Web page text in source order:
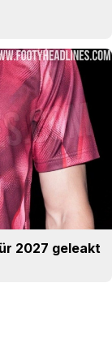
2027 geleakt